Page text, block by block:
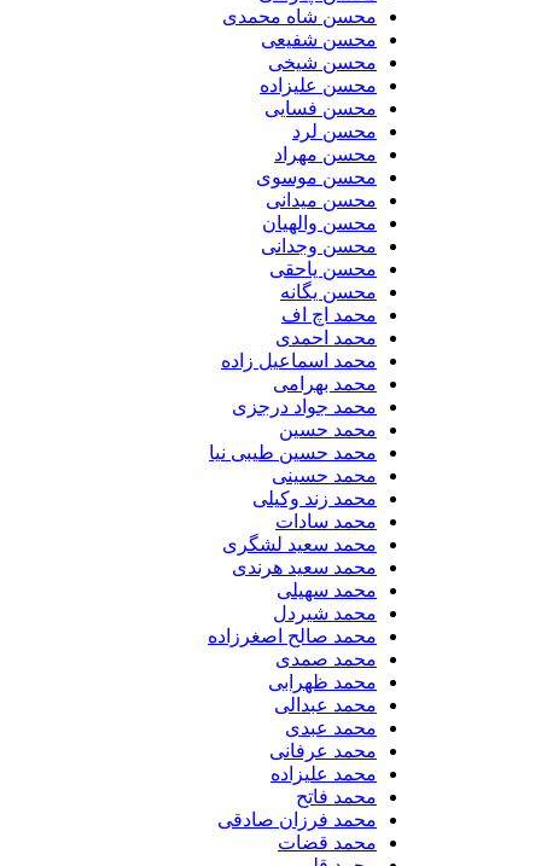
محسن شاه محمدی
محسن شفیعی
محسن شیخی
محسن علیزاده
محسن فسایی
محسن لرد
محسن مهراد
محسن موسوی
محسن میدانی
محسن والهیان
محسن وجدانی
محسن یاحقی
محسن یگانه
محمد اچ اف
محمد احمدی
محمد اسماعیل زاده
محمد بهرامی
محمد جواد درجزی
محمد حسین
محمد حسین طیبی نیا
محمد حسینی
محمد زند وکیلی
محمد سادات
محمد سعید لشگری
محمد سعید هرندی
محمد سهیلی
​محمد شیردل
محمد صالح اصغرزاده
محمد صمدی
محمد ظهرابی
محمد عبدالی
محمد عبدی
محمد عرفانی
محمد علیزاده
محمد فاتح
محمد فرزان صادقی
محمد قضات